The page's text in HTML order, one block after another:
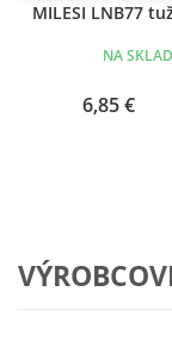
MILESI LNB77
NA
6,85 €